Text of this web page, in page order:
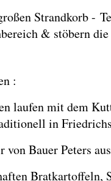
Strandkorb -
& stöbern
:
laufen mit dem
in
von Bauer Peters
Bratkartoffeln,